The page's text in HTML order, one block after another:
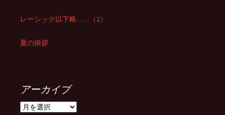
レーシック以下略……（2）
夏の挨拶
アーカイブ
ア